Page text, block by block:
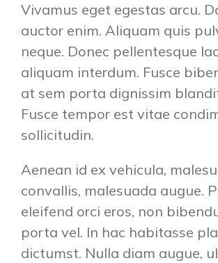
Vivamus eget egestas arcu.
auctor enim. Aliquam quis
neque. Donec pellentesque
aliquam interdum. Fusce
at sem porta dignissim
Fusce tempor est vitae
sollicitudin.
Aenean id ex vehicula,
convallis, malesuada augue.
eleifend orci eros, non
porta vel. In hac habitasse
dictumst. Nulla diam augue,